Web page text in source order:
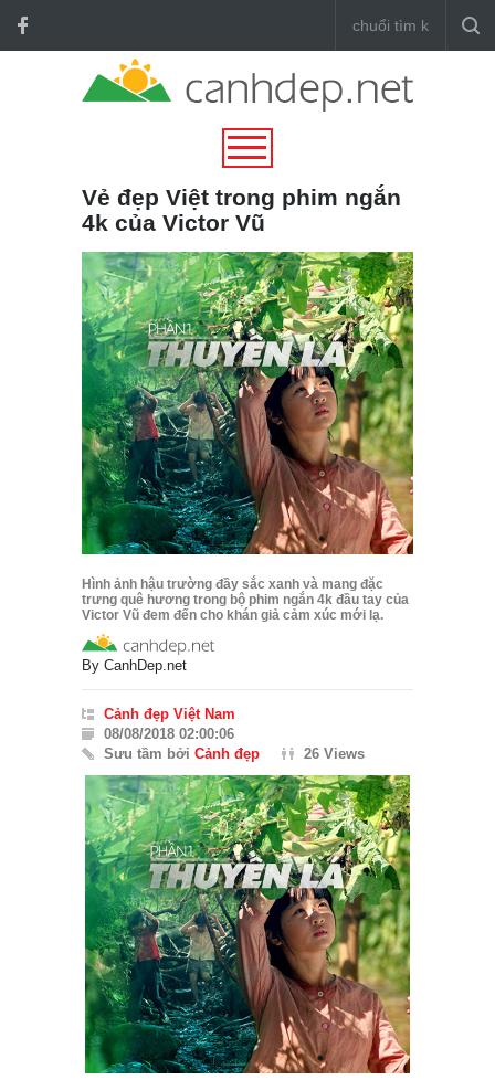
Vẻ đẹp Việt trong phim ngắn
4k của Victor Vũ
Hình ảnh hậu trường đầy sắc xanh và mang đặc
trưng quê hương trong bộ phim ngắn 4k đầu tay của
Victor Vũ đem đến cho khán giả cảm xúc mới lạ.
By CanhDep.net
Cảnh đẹp Việt Nam
08/08/2018 02:00:06
Sưu tầm bởi Cảnh đẹp 26 Views